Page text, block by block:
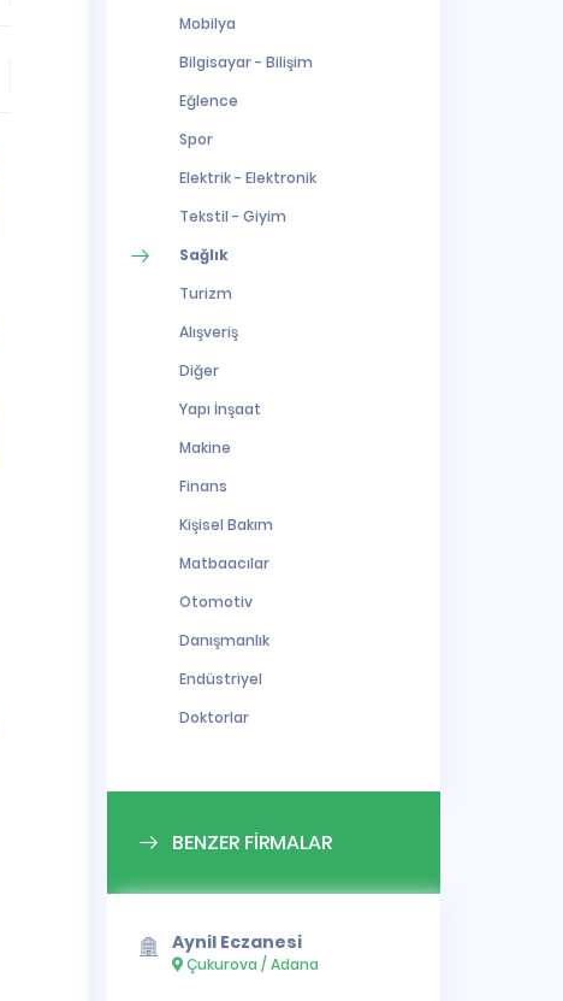
Mobilya
Bilgisayar - Bilişim
Eğlence
Spor
Elektrik - Elektronik
Tekstil - Giyim
Sağlık
Turizm
Alışveriş
Diğer
Yapı İnşaat
Makine
Finans
Kişisel Bakım
Matbaacılar
Otomotiv
Danışmanlık
Endüstriyel
Doktorlar
BENZER FİRMALAR
Aynil Eczanesi
Çukurova / Adana